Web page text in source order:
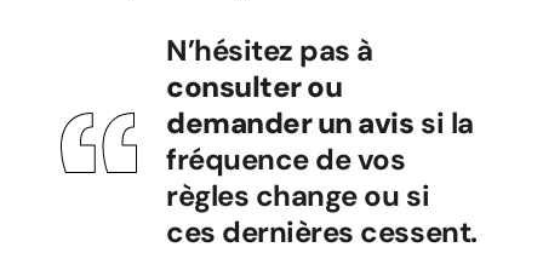
N’hésitez pas à
consulter ou
demander un avis si la
fréquence de vos
règles change ou si
ces dernières cessent.